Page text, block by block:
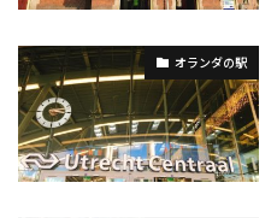
オランダの駅